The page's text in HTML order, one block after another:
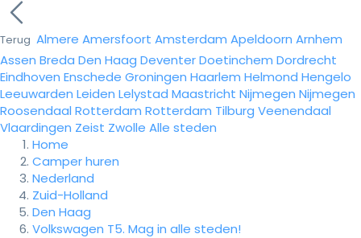
Terug Almere Amersfoort Amsterdam Apeldoorn Arnhem
Assen Breda Den Haag DeventerDoetinchem Dordrecht
Eindhoven Enschede Groningen Haarlem Helmond Hengelo
Leeuwarden Leiden Lelystad Maastricht Nijmegen Nijmegen
Roosendaal Rotterdam Rotterdam Tilburg Veenendaal
Vlaardingen Zeist Zwolle Alle steden
Home
Camper huren
Nederland
Zuid-Holland
Den Haag
Volkswagen T5. Mag in alle steden!